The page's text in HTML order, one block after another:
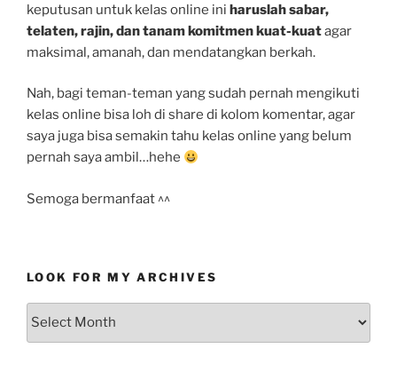
keputusan untuk kelas online ini haruslah sabar,
telaten, rajin, dan tanam komitmen kuat-kuatagar
maksimal, amanah, dan mendatangkan berkah.
Nah, bagi teman-teman yang sudah pernah mengikuti
kelas online bisa loh di share di kolom komentar, agar
saya juga bisa semakin tahu kelas online yang belum
pernah saya ambil…hehe
Semoga bermanfaat ^^
LOOK FOR MY ARCHIVES
LOOK